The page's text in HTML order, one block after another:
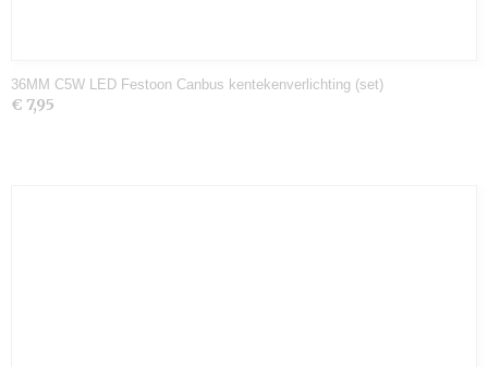
36MM C5W LED Festoon Canbus kentekenverlichting (set)
€ 7,95